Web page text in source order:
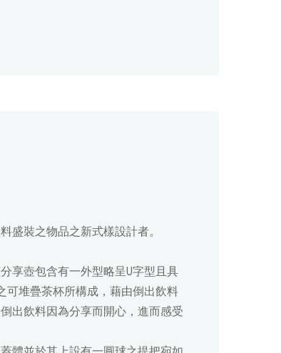
盛裝之物品之新式樣設計者。
享壺包含有一外型略呈U字型且具
可堆疊茶杯所構成，藉由倒出飲料
出飲料因為分享而開心，進而感受